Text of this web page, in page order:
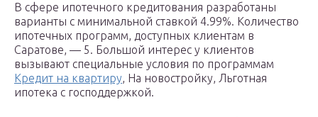
В сфере ипотечного кредитования разработаны
варианты c минимальной ставкой 4.99%. Количество
ипотечных программ, доступных клиентам в
Саратове, — 5. Большой интерес у клиентов
вызывают специальные условия по программам
Кредит на квартиру, На новостройку, Льготная
ипотека с господдержкой.